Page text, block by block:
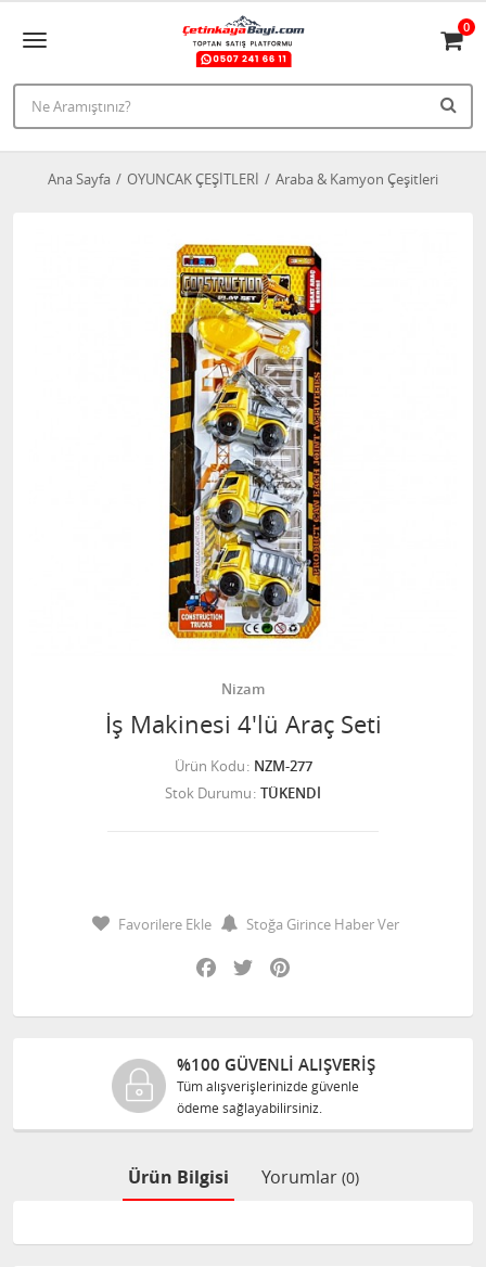
0
Ana Sayfa OYUNCAK ÇEŞİTLERİ Araba & Kamyon Çeşitleri
Nizam
İş Makinesi 4'lü Araç Seti
Ürün Kodu NZM-277
Stok Durumu TÜKENDİ
Favorilere Ekle
Stoğa Girince Haber Ver
Facebook
Twitter
%100 GÜVENLİ ALIŞVERİŞ
Tüm alışverişlerinizde güvenle
ödeme sağlayabilirsiniz.
Ürün Bilgisi Yorumlar (0)